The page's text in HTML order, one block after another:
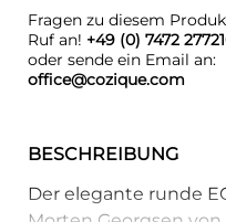
Fragen zu diesem
Ruf an! +49 (0) 7472
oder sende ein Email an:
office@cozique.com
BESCHREIBUNG
Der elegante runde